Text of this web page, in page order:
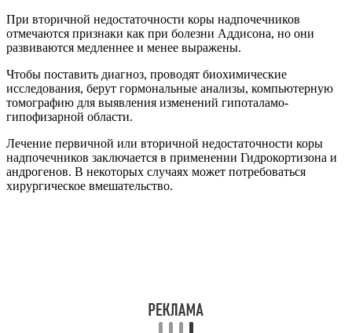
При вторичной недостаточности коры надпочечников
отмечаются признаки как при болезни Аддисона, но они
развиваются медленнее и менее выражены.
Чтобы поставить диагноз, проводят биохимические
исследования, берут гормональные анализы, компьютерную
томографию для выявления изменений гипоталамо-
гипофизарной области.
Лечение первичной или вторичной недостаточности коры
надпочечников заключается в применении Гидрокортизона и
андрогенов. В некоторых случаях может потребоваться
хирургическое вмешательство.